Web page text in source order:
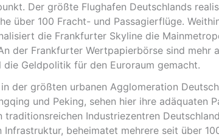
Der größte Flughafen Deutschlands
über 100 Fracht- und Passagierflüge.
die Frankfurter Skyline die
der Frankfurter Wertpapierbörse sind mehr
Geldpolitik für den Euroraum gemacht.
der größten urbanen Agglomeration
und Peking, sehen hier ihre adäquaten
traditionsreichen Industriezentren
Infrastruktur, beheimatet mehrere seit über